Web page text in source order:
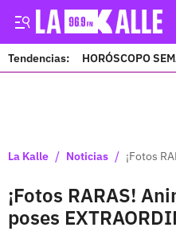
Tendencias: HORÓSCOPO
La Kalle / Noticias / ¡Fotos
¡Fotos RARAS!
poses